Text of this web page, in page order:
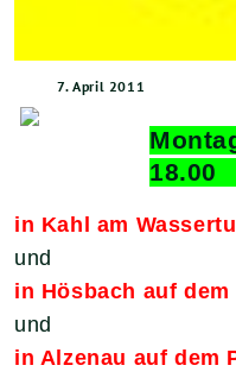
7. April 2011
in Kahl am
und
in Hösbach auf
und
in Alzenau auf dem